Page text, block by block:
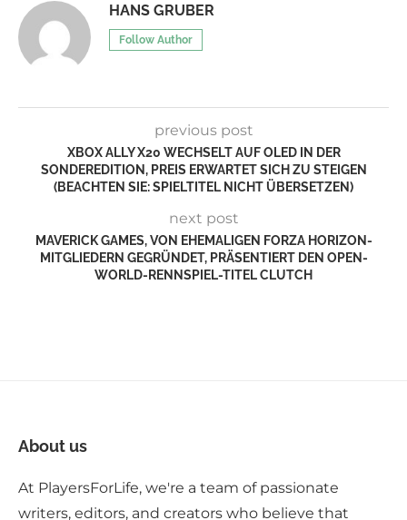
HANS GRUBER
Follow Author
previous post
XBOX ALLY X20 WECHSELT AUF OLED IN DER
SONDEREDITION, PREIS ERWARTET SICH ZU STEIGEN
(BEACHTEN SIE: SPIELTITEL NICHT ÜBERSETZEN)
next post
MAVERICK GAMES, VON EHEMALIGEN FORZA HORIZON-
MITGLIEDERN GEGRÜNDET, PRÄSENTIERT DEN OPEN-
WORLD-RENNSPIEL-TITEL CLUTCH
About us
At PlayersForLife, we're a team of passionate
writers, editors, and creators who believe that